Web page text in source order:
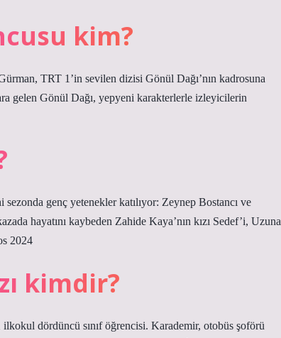
kim?
TRT 1’in sevilen dizisi Gönül Dağı’nın kadrosuna
gelen Gönül Dağı, yepyeni karakterlerle izleyicilerin
genç yetenekler katılıyor: Zeynep Bostancı ve
hayatını kaybeden Zahide Kaya’nın kızı Sedef’i,
2024
kimdir?
dördüncü sınıf öğrencisi. Karademir, otobüs şoförü